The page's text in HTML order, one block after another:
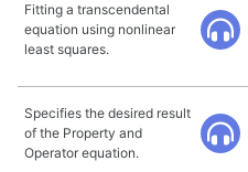
Fitting a transcendental
equation using nonlinear
least squares.
Specifies the desired result
of the Property and
Operator equation.